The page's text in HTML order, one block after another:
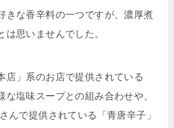
きな香辛料の一つですが、濃厚煮
は思いませんでした。
店」系のお店で提供されている
な塩味スープとの組み合わせや、
さんで提供されている「青唐辛子」